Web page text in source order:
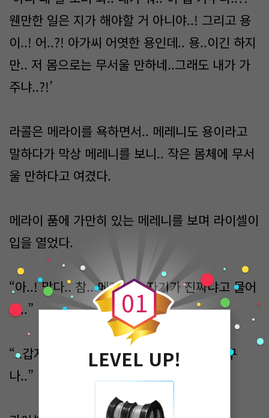
웬만한 일은 지가 해야할 거 아니야..! 그리고 용
이..! 어..?! 아가씨 어엿한 용인데.. 용..이긴 하지
만.. 저 몸으로는 무서울 만하네..그래도 내가 가
주냐..?!’
라콜은 메라이를 욕하면서.. 메레니도 용이라고
말하다가 막상 메레니를 보니.. 작은 몸체에 무서
울 만하다고 여겼다.
메라이 품에 가만히 있는 메레니를 보며 라이셀이
입을 열었다.
“아..! 맞다.. 참.. 메레니가 자기가 진짜냐고 물어
요..”
“..갑자기..는 아닐테고.. 누가 그런 말을 했구
나..”
0
0
1
LEVEL UP!